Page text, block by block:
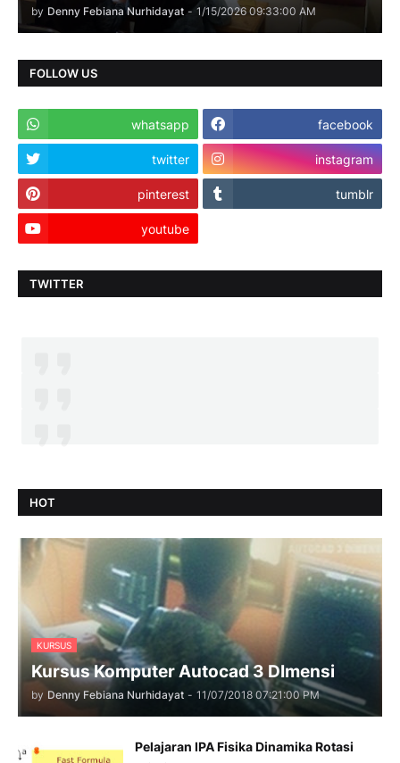
by Denny Febiana Nurhidayat - 1/15/2026 09:33:00 AM
FOLLOW US
whatsapp facebook
twitter instagram
pinterest tumblr
youtube
TWITTER
HOT
KURSUS
Kursus Komputer Autocad 3 DImensi
by Denny Febiana Nurhidayat - 11/07/2018 07:21:00 PM
Pelajaran IPA Fisika Dinamika Rotasi